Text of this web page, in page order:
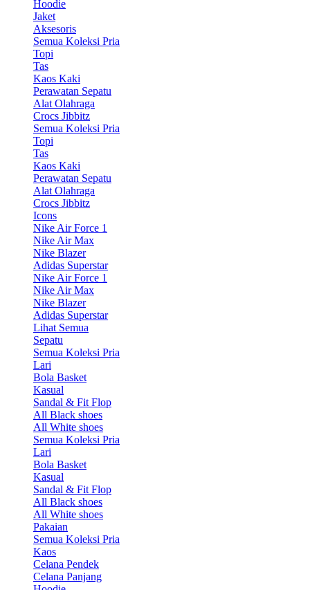
Hoodie
Jaket
Aksesoris
Semua Koleksi Pria
Topi
Tas
Kaos Kaki
Perawatan Sepatu
Alat Olahraga
Crocs Jibbitz
Semua Koleksi Pria
Topi
Tas
Kaos Kaki
Perawatan Sepatu
Alat Olahraga
Crocs Jibbitz
Icons
Nike Air Force 1
Nike Air Max
Nike Blazer
Adidas Superstar
Nike Air Force 1
Nike Air Max
Nike Blazer
Adidas Superstar
Lihat Semua
Sepatu
Semua Koleksi Pria
Lari
Bola Basket
Kasual
Sandal & Fit Flop
All Black shoes
All White shoes
Semua Koleksi Pria
Lari
Bola Basket
Kasual
Sandal & Fit Flop
All Black shoes
All White shoes
Pakaian
Semua Koleksi Pria
Kaos
Celana Pendek
Celana Panjang